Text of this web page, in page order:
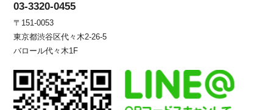
03-3320-0455
〒151-0053
東京都渋谷区代々木2-26-5
バロール代々木1F